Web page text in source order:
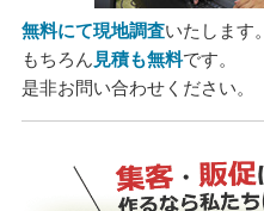
無料にて現地調査いたします。
もちろん 見積も無料です。
是非お問い合わせください。